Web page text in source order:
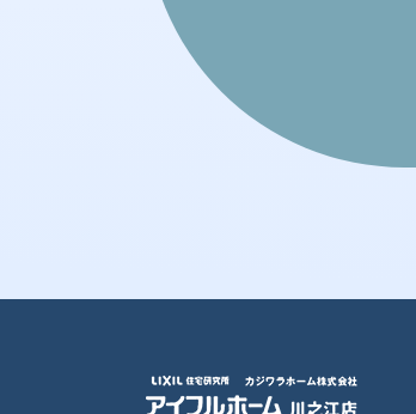
2023年11月
2023年10月
2023年7月